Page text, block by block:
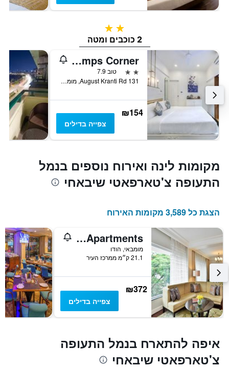
2 כוכבים
2 כוכבים ומטה
Hotel Kemps Corner
2 כוכבים
טוב 7.9
131 August Kranti Rd, מומבאי, הודו
₪154
צפייה בדילים
מקומות לינה ואירוח נוספים בנמל
התעופה צ'טארפאטי שיבאחי
הצגת כל 3,589 מקומות האירוח
Lakeside Chalet, Mumbai - Marriott Executive Apartments
מומבאי, הודו
21.1 ק״מ ממרכז העיר
₪372
צפייה בדילים
איפה להתארח בנמל התעופה
צ'טארפאטי שיבאחי